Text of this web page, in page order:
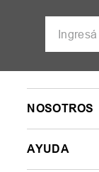
NOSOTROS
AYUDA